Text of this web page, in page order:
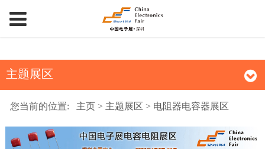
主题展区
您当前的位置: 主页> 主题展区 > 电阻器电容器展区